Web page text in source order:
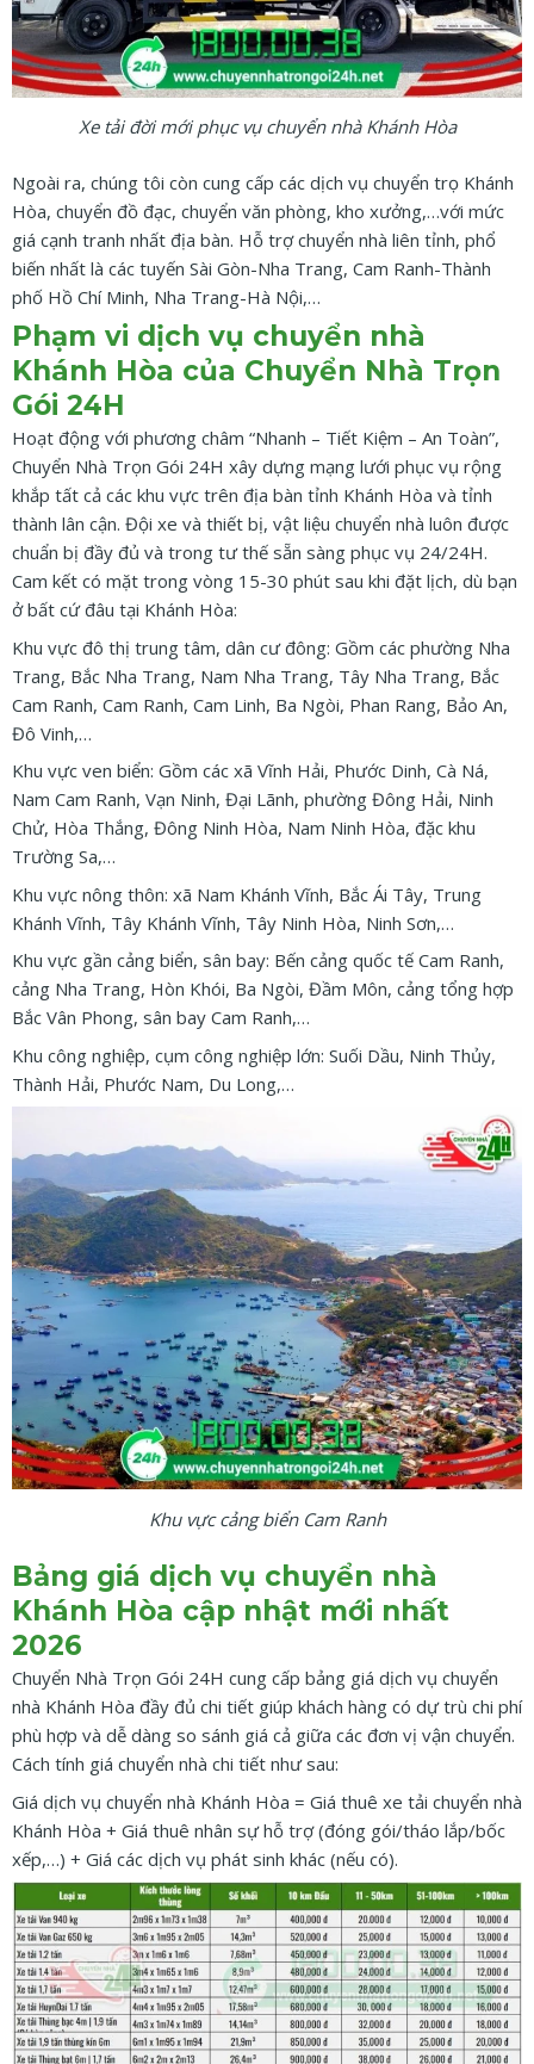
Xe tải đời mới phục vụ chuyển nhà Khánh Hòa
Ngoài ra, chúng tôi còn cung cấp các dịch vụ chuyển trọ Khánh
Hòa, chuyển đồ đạc, chuyển văn phòng, kho xưởng,…với mức
giá cạnh tranh nhất địa bàn. Hỗ trợ chuyển nhà liên tỉnh, phổ
biến nhất là các tuyến Sài Gòn-Nha Trang, Cam Ranh-Thành
phố Hồ Chí Minh, Nha Trang-Hà Nội,…
Phạm vi dịch vụ chuyển nhà
Khánh Hòa của Chuyển Nhà Trọn
Gói 24H
Hoạt động với phương châm “Nhanh – Tiết Kiệm – An Toàn”,
Chuyển Nhà Trọn Gói 24H xây dựng mạng lưới phục vụ rộng
khắp tất cả các khu vực trên địa bàn tỉnh Khánh Hòa và tỉnh
thành lân cận. Đội xe và thiết bị, vật liệu chuyển nhà luôn được
chuẩn bị đầy đủ và trong tư thế sẵn sàng phục vụ 24/24H.
Cam kết có mặt trong vòng 15-30 phút sau khi đặt lịch, dù bạn
ở bất cứ đâu tại Khánh Hòa:
Khu vực đô thị trung tâm, dân cư đông: Gồm các phường Nha
Trang, Bắc Nha Trang, Nam Nha Trang, Tây Nha Trang, Bắc
Cam Ranh, Cam Ranh, Cam Linh, Ba Ngòi, Phan Rang, Bảo An,
Đô Vinh,…
Khu vực ven biển: Gồm các xã Vĩnh Hải, Phước Dinh, Cà Ná,
Nam Cam Ranh, Vạn Ninh, Đại Lãnh, phường Đông Hải, Ninh
Chử, Hòa Thắng, Đông Ninh Hòa, Nam Ninh Hòa, đặc khu
Trường Sa,…
Khu vực nông thôn: xã Nam Khánh Vĩnh, Bắc Ái Tây, Trung
Khánh Vĩnh, Tây Khánh Vĩnh, Tây Ninh Hòa, Ninh Sơn,…
Khu vực gần cảng biển, sân bay: Bến cảng quốc tế Cam Ranh,
cảng Nha Trang, Hòn Khói, Ba Ngòi, Đầm Môn, cảng tổng hợp
Bắc Vân Phong, sân bay Cam Ranh,…
Khu công nghiệp, cụm công nghiệp lớn: Suối Dầu, Ninh Thủy,
Thành Hải, Phước Nam, Du Long,…
Khu vực cảng biển Cam Ranh
Bảng giá dịch vụ chuyển nhà
Khánh Hòa cập nhật mới nhất
2026
Chuyển Nhà Trọn Gói 24H cung cấp bảng giá dịch vụ chuyển
nhà Khánh Hòa đầy đủ chi tiết giúp khách hàng có dự trù chi phí
phù hợp và dễ dàng so sánh giá cả giữa các đơn vị vận chuyển.
Cách tính giá chuyển nhà chi tiết như sau:
Giá dịch vụ chuyển nhà Khánh Hòa = Giá thuê xe tải chuyển nhà
Khánh Hòa + Giá thuê nhân sự hỗ trợ (đóng gói/tháo lắp/bốc
xếp,…) + Giá các dịch vụ phát sinh khác (nếu có).